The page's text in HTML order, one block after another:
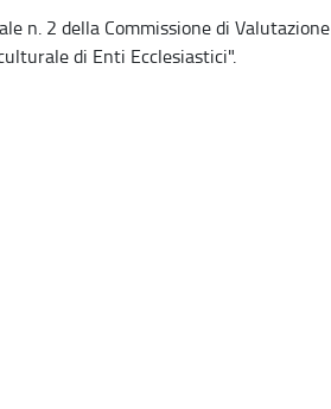
n. 2 della Commissione di Valutazione
di Enti Ecclesiastici".